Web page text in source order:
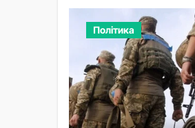
Політика